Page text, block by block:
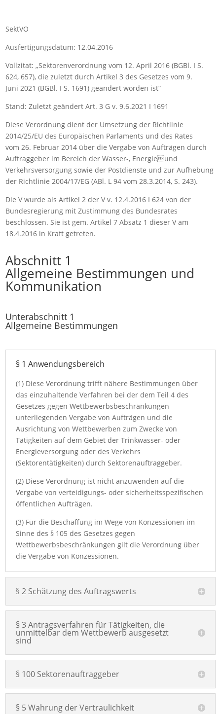
SektVO
Ausfertigungsdatum: 12.04.2016
Vollzitat: „Sektorenverordnung vom 12. April 2016 (BGBl. I S.
624, 657), die zuletzt durch Artikel 3 des Gesetzes vom 9.
Juni 2021 (BGBl. I S. 1691) geändert worden ist“
Stand: Zuletzt geändert Art. 3 G v. 9.6.2021 I 1691
Diese Verordnung dient der Umsetzung der Richtlinie
2014/25/EU des Europäischen Parlaments und des Rates
vom 26. Februar 2014 über die Vergabe von Aufträgen durch
Auftraggeber im Bereich der Wasser-, Energieund
Verkehrsversorgung sowie der Postdienste und zur Aufhebung
der Richtlinie 2004/17/EG (ABl. L 94 vom 28.3.2014, S. 243).
Die V wurde als Artikel 2 der V v. 12.4.2016 I 624 von der
Bundesregierung mit Zustimmung des Bundesrates
beschlossen. Sie ist gem. Artikel 7 Absatz 1 dieser V am
18.4.2016 in Kraft getreten.
Abschnitt 1
Allgemeine Bestimmungen und
Kommunikation
Unterabschnitt 1
Allgemeine Bestimmungen
§ 1 Anwendungsbereich
(1) Diese Verordnung trifft nähere Bestimmungen über
das einzuhaltende Verfahren bei der dem Teil 4 des
Gesetzes gegen Wettbewerbsbeschränkungen
unterliegenden Vergabe von Aufträgen und die
Ausrichtung von Wettbewerben zum Zwecke von
Tätigkeiten auf dem Gebiet der Trinkwasser- oder
Energieversorgung oder des Verkehrs
(Sektorentätigkeiten) durch Sektorenauftraggeber.
(2) Diese Verordnung ist nicht anzuwenden auf die
Vergabe von verteidigungs- oder sicherheitsspezifischen
öffentlichen Aufträgen.
(3) Für die Beschaffung im Wege von Konzessionen im
Sinne des § 105 des Gesetzes gegen
Wettbewerbsbeschränkungen gilt die Verordnung über
die Vergabe von Konzessionen.
§ 2 Schätzung des Auftragswerts
§ 3 Antragsverfahren für Tätigkeiten, die
unmittelbar dem Wettbewerb ausgesetzt
sind
§ 100 Sektorenauftraggeber
§ 5 Wahrung der Vertraulichkeit